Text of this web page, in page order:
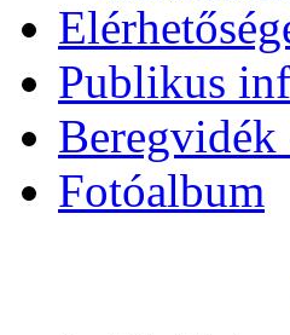
Publikus
Beregvidék
Fotóalbum